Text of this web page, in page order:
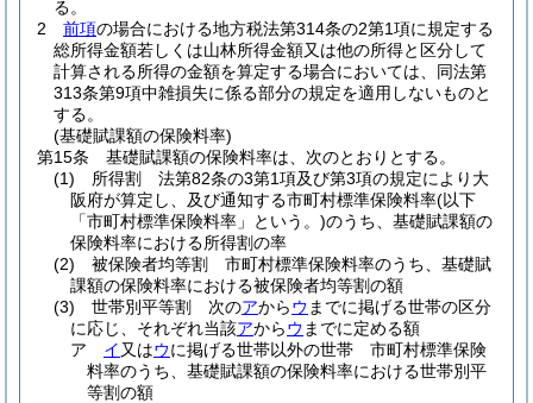
る。
2
前項の場合における地方税法第314条の2第1項に規定する
総所得金額若しくは山林所得金額又は他の所得と区分して
計算される所得の金額を算定する場合においては、同法第
313条第9項中雑損失に係る部分の規定を適用しないものと
する。
(基礎賦課額の保険料率)
第15条
基礎賦課額の保険料率は、次のとおりとする。
(1)
所得割 法第82条の3第1項及び第3項の規定により大
阪府が算定し、及び通知する市町村標準保険料率(以下
「市町村標準保険料率」という。)のうち、基礎賦課額の
保険料率における所得割の率
(2)
被保険者均等割 市町村標準保険料率のうち、基礎賦
課額の保険料率における被保険者均等割の額
(3)
世帯別平等割 次のアからウ までに掲げる世帯の区分
に応じ、それぞれ当該アからウ までに定める額
ア
イ 又はウに掲げる世帯以外の世帯 市町村標準保険
料率のうち、基礎賦課額の保険料率における世帯別平
等割の額